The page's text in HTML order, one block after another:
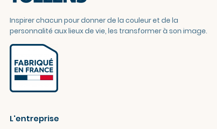
Inspirer chacun pour donner de la couleur et de la
personnalité aux lieux de vie, les transformer à son image.
L'entreprise